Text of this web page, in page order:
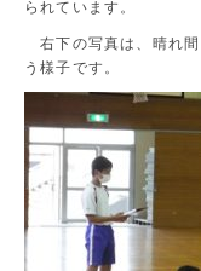
られています。
右下の写真は、晴れ間
う様子です。